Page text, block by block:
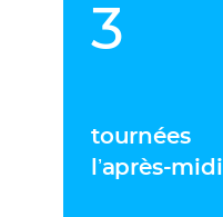
3
tournées
lʼaprès-midi